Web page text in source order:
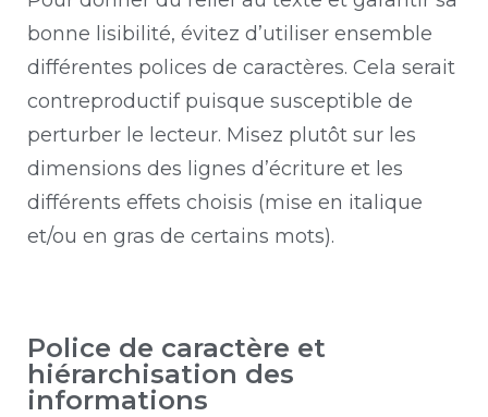
bonne lisibilité, évitez d’utiliser ensemble
différentes polices de caractères. Cela serait
contreproductif puisque susceptible de
perturber le lecteur. Misez plutôt sur les
dimensions des lignes d’écriture et les
différents effets choisis (mise en italique
et/ou en gras de certains mots).
Police de caractère et
hiérarchisation des
informations